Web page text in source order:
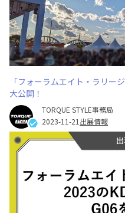
「フォーラムエイト・ラリー
大公開！
TORQUE STYLE事務局
2023-11-21 出展情報